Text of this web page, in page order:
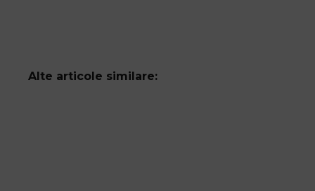
Alte articole similare: